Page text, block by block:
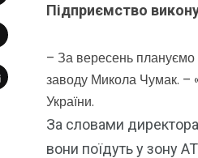
Підприємство
– За вересень плануємо
заводу Микола Чумак. –
України.
За словами
вони поїдуть у зону